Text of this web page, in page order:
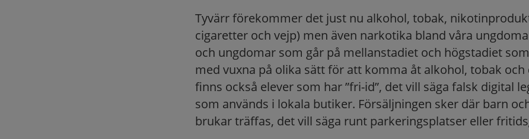
Tyvärr förekommer det just nu alkohol, tobak,
cigaretter och vejp) men även narkotika bland våra
och ungdomar som går på mellanstadiet och högstadiet
med vuxna på olika sätt för att komma åt alkohol, tobak och
finns också elever som har ”fri-id”, det vill säga falsk digital
som används i lokala butiker. Försäljningen sker där barn
brukar träffas, det vill säga runt parkeringsplatser eller